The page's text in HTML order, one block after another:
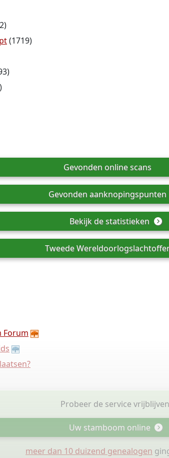
(1719)
Gevonden online scans
Gevonden aanknopingspunten
Bekijk de statistieken
Tweede
Forum
Probeer de service
Uw stamboom online
meer dan 10 duizend genealogen